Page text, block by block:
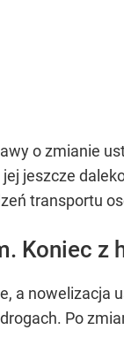
o zmianie
jeszcze
transportu
Koniec z
a nowelizacja
Po